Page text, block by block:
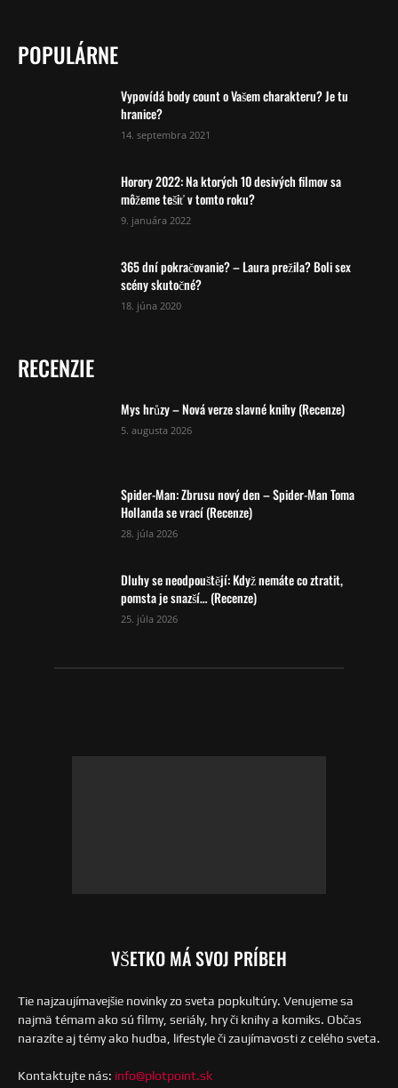
POPULÁRNE
Vypovídá body count o Vašem charakteru? Je tu
hranice?
14. septembra 2021
Horory 2022: Na ktorých 10 desivých filmov sa
môžeme tešiť v tomto roku?
9. januára 2022
365 dní pokračovanie? – Laura prežila? Boli sex
scény skutočné?
18. júna 2020
RECENZIE
Mys hrůzy – Nová verze slavné knihy (Recenze)
5. augusta 2026
Spider-Man: Zbrusu nový den – Spider-Man Toma
Hollanda se vrací (Recenze)
28. júla 2026
Dluhy se neodpouštějí: Když nemáte co ztratit,
pomsta je snazší… (Recenze)
25. júla 2026
VŠETKO MÁ SVOJ PRÍBEH
Tie najzaujímavejšie novinky zo sveta popkultúry. Venujeme sa
najmä témam ako sú filmy, seriály, hry či knihy a komiks. Občas
narazíte aj témy ako hudba, lifestyle či zaujímavosti z celého sveta.
Kontaktujte nás: info@plotpoint.sk